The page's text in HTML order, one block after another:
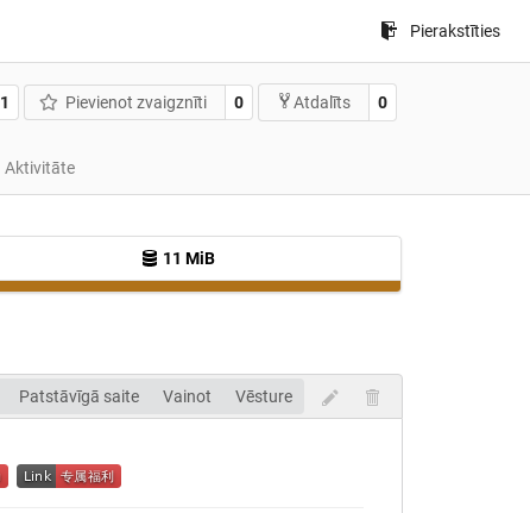
Pierakstīties
1 Pievienot zvaigznīti 0 Atdalīts 0
Aktivitāte
11 MiB
Patstāvīgā saite Vainot Vēsture